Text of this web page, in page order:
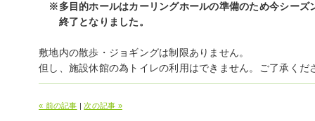
※多目的ホールはカーリングホールの準備のため今シーズ
終了となりました。
敷地内の散歩・ジョギングは制限ありません。
但し、施設休館の為トイレの利用はできません。ご了承くだ
« 前の記事 |次の記事 »